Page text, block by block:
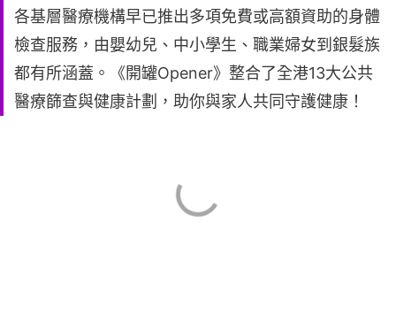
各基層醫療機構早已推出多項免費或高額資助的身體
檢查服務，由嬰幼兒、中小學生、職業婦女到銀髮族
都有所涵蓋。《開罐Opener》整合了全港13大公共
醫療篩查與健康計劃，助你與家人共同守護健康！